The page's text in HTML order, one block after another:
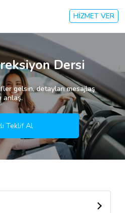
HİZMET VER
Dersi
gelsin, detayları mesajlaş
anlaş.
Teklif Al